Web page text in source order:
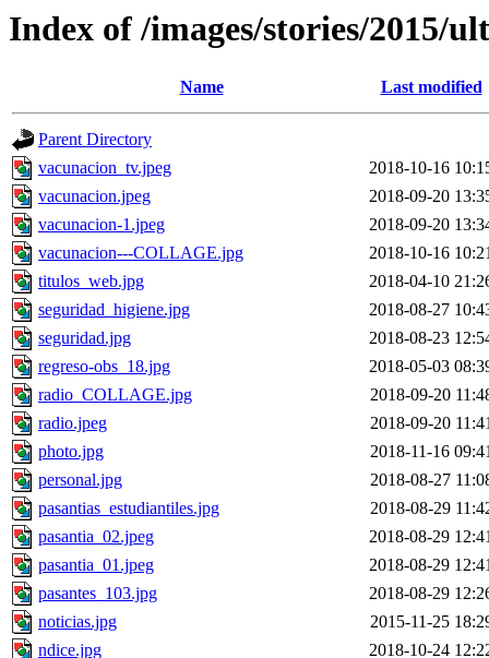
Index of /images/stories/2015/
Name Last modified
Parent Directory
vacunacion_tv.jpeg
2018-10-16
vacunacion.jpeg
2018-09-20
vacunacion-1.jpeg
2018-09-20
vacunacion---COLLAGE.jpg
2018-10-16
titulos_web.jpg
2018-04-10
seguridad_higiene.jpg
2018-08-27
seguridad.jpg
2018-08-23
regreso-obs_18.jpg
2018-05-03
radio_COLLAGE.jpg
2018-09-20
radio.jpeg
2018-09-20
photo.jpg
2018-11-16
personal.jpg
2018-08-27
pasantias_estudiantiles.jpg
2018-08-29
pasantia_02.jpeg
2018-08-29
pasantia_01.jpeg
2018-08-29
pasantes_103.jpg
2018-08-29
noticias.jpg
2015-11-25
ndice.jpg
2018-10-24